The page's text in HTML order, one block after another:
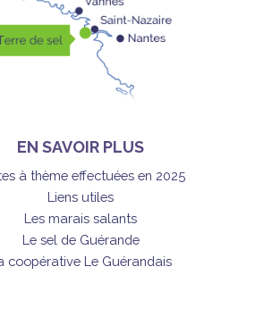
EN SAVOIR PLUS
à thème effectuées en 2025
Liens utiles
Les marais salants
Le sel de Guérande
coopérative Le Guérandais